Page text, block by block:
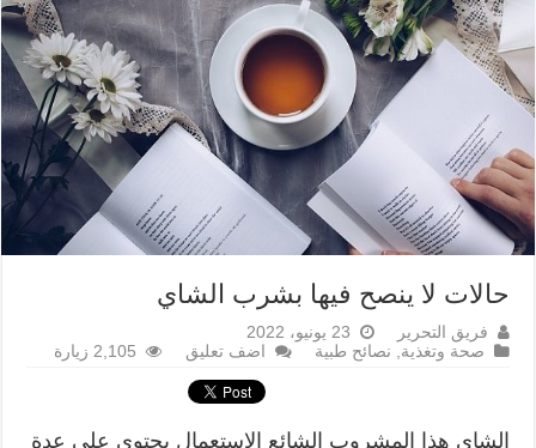
حالات لا ينصح فيها بشرب الشاي
فريق التحرير
23 يونيو، 2022
صحة وتغذية, نصائح طبية اضف تعليق 2,105 زيارة
الشاي هذا المشروب الشائع الاستعمال يحتوي على عدة